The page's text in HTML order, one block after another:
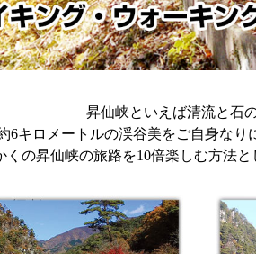
昇仙峡といえば清流と石
6キロメートルの渓谷美をご自身なり
くの昇仙峡の旅路を10倍楽しむ方法と